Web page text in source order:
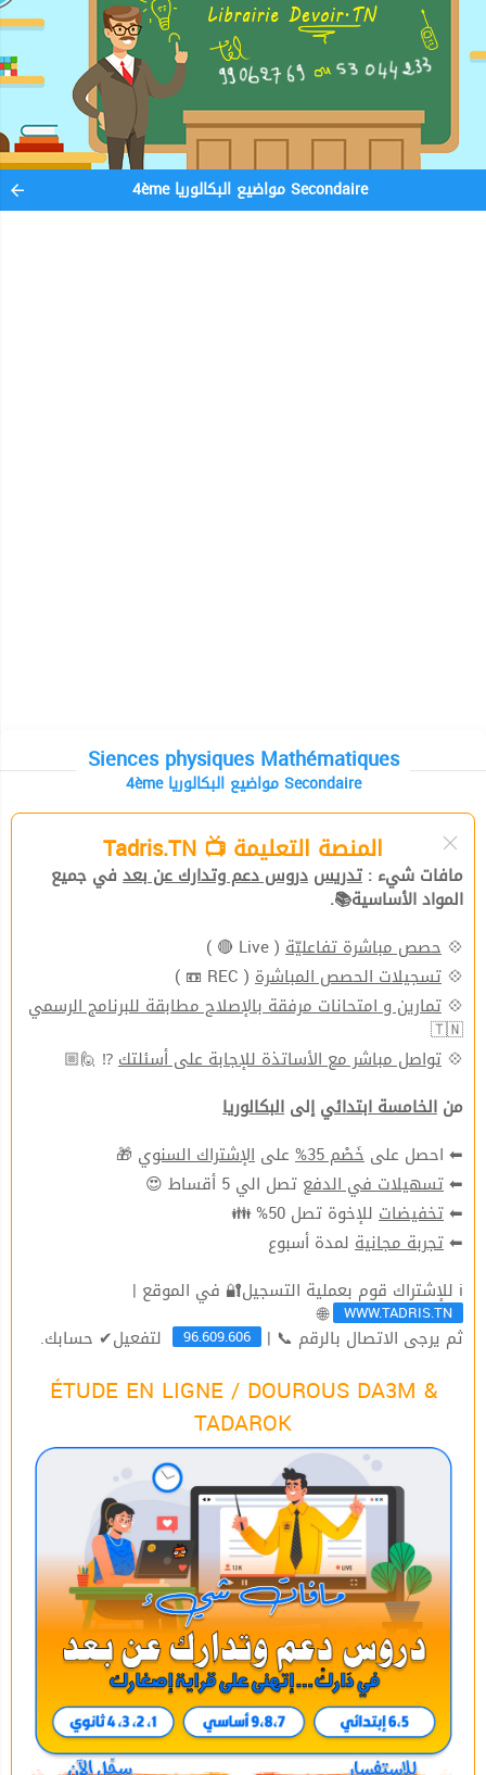
4ème مواضيع البكالوريا Secondaire
Siences physiques Mathématiques
4ème مواضيع البكالوريا Secondaire
المنصة التعليمة 📺 Tadris.TN
مافات شيء : تدريس دروس دعم وتدارك عن بعد في جميع
المواد الأساسية📚.
💠 حصص مباشرة تفاعليّة ( Live 🔴 )
💠 تسجيلات الحصص المباشرة ( REC 📼 )
💠 تمارين و امتحانات مرفقة بالإصلاح مطابقة للبرنامج الرسمي
🇹🇳
💠 تواصل مباشر مع الأساتذة للإجابة على أسئلتك⁉ 🙋🏼
من الخامسة ابتدائي إلى البكالوريا
⬅ احصل على خَصْم 35% على الإشتراك السنوي 🎁
⬅تسهيلات في الدفع تصل الي 5 أقساط 😍
⬅تخفيضات للإخوة تصل 50% 👪
⬅تجربة مجانية لمدة أسبوع
ℹ للإشتراك قوم بعملية التسجيل🔐 في الموقع |
WWW.TADRIS.TN
🌐
ثم يرجى الاتصال بالرقم 📞 | 96.609.606 لتفعيل✔ حسابك.
ÉTUDE EN LIGNE / DOUROUS DA3M &
TADAROK